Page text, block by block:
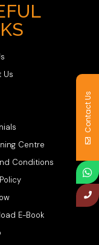
Us
Centre
Conditions
E-Book
Contact Us